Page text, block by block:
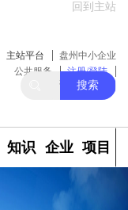
回到主站
主站平台
盘州中小企业
公共服务
注册/登陆
关注我们
搜索
知识 企业
库
项目